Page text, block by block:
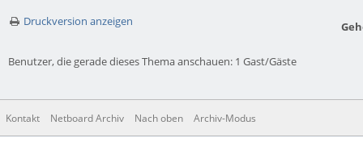
Druckversion anzeigen
Benutzer, die gerade dieses Thema anschauen: 1 Gast/Gäste
Kontakt Netboard Archiv Nach oben Archiv-Modus